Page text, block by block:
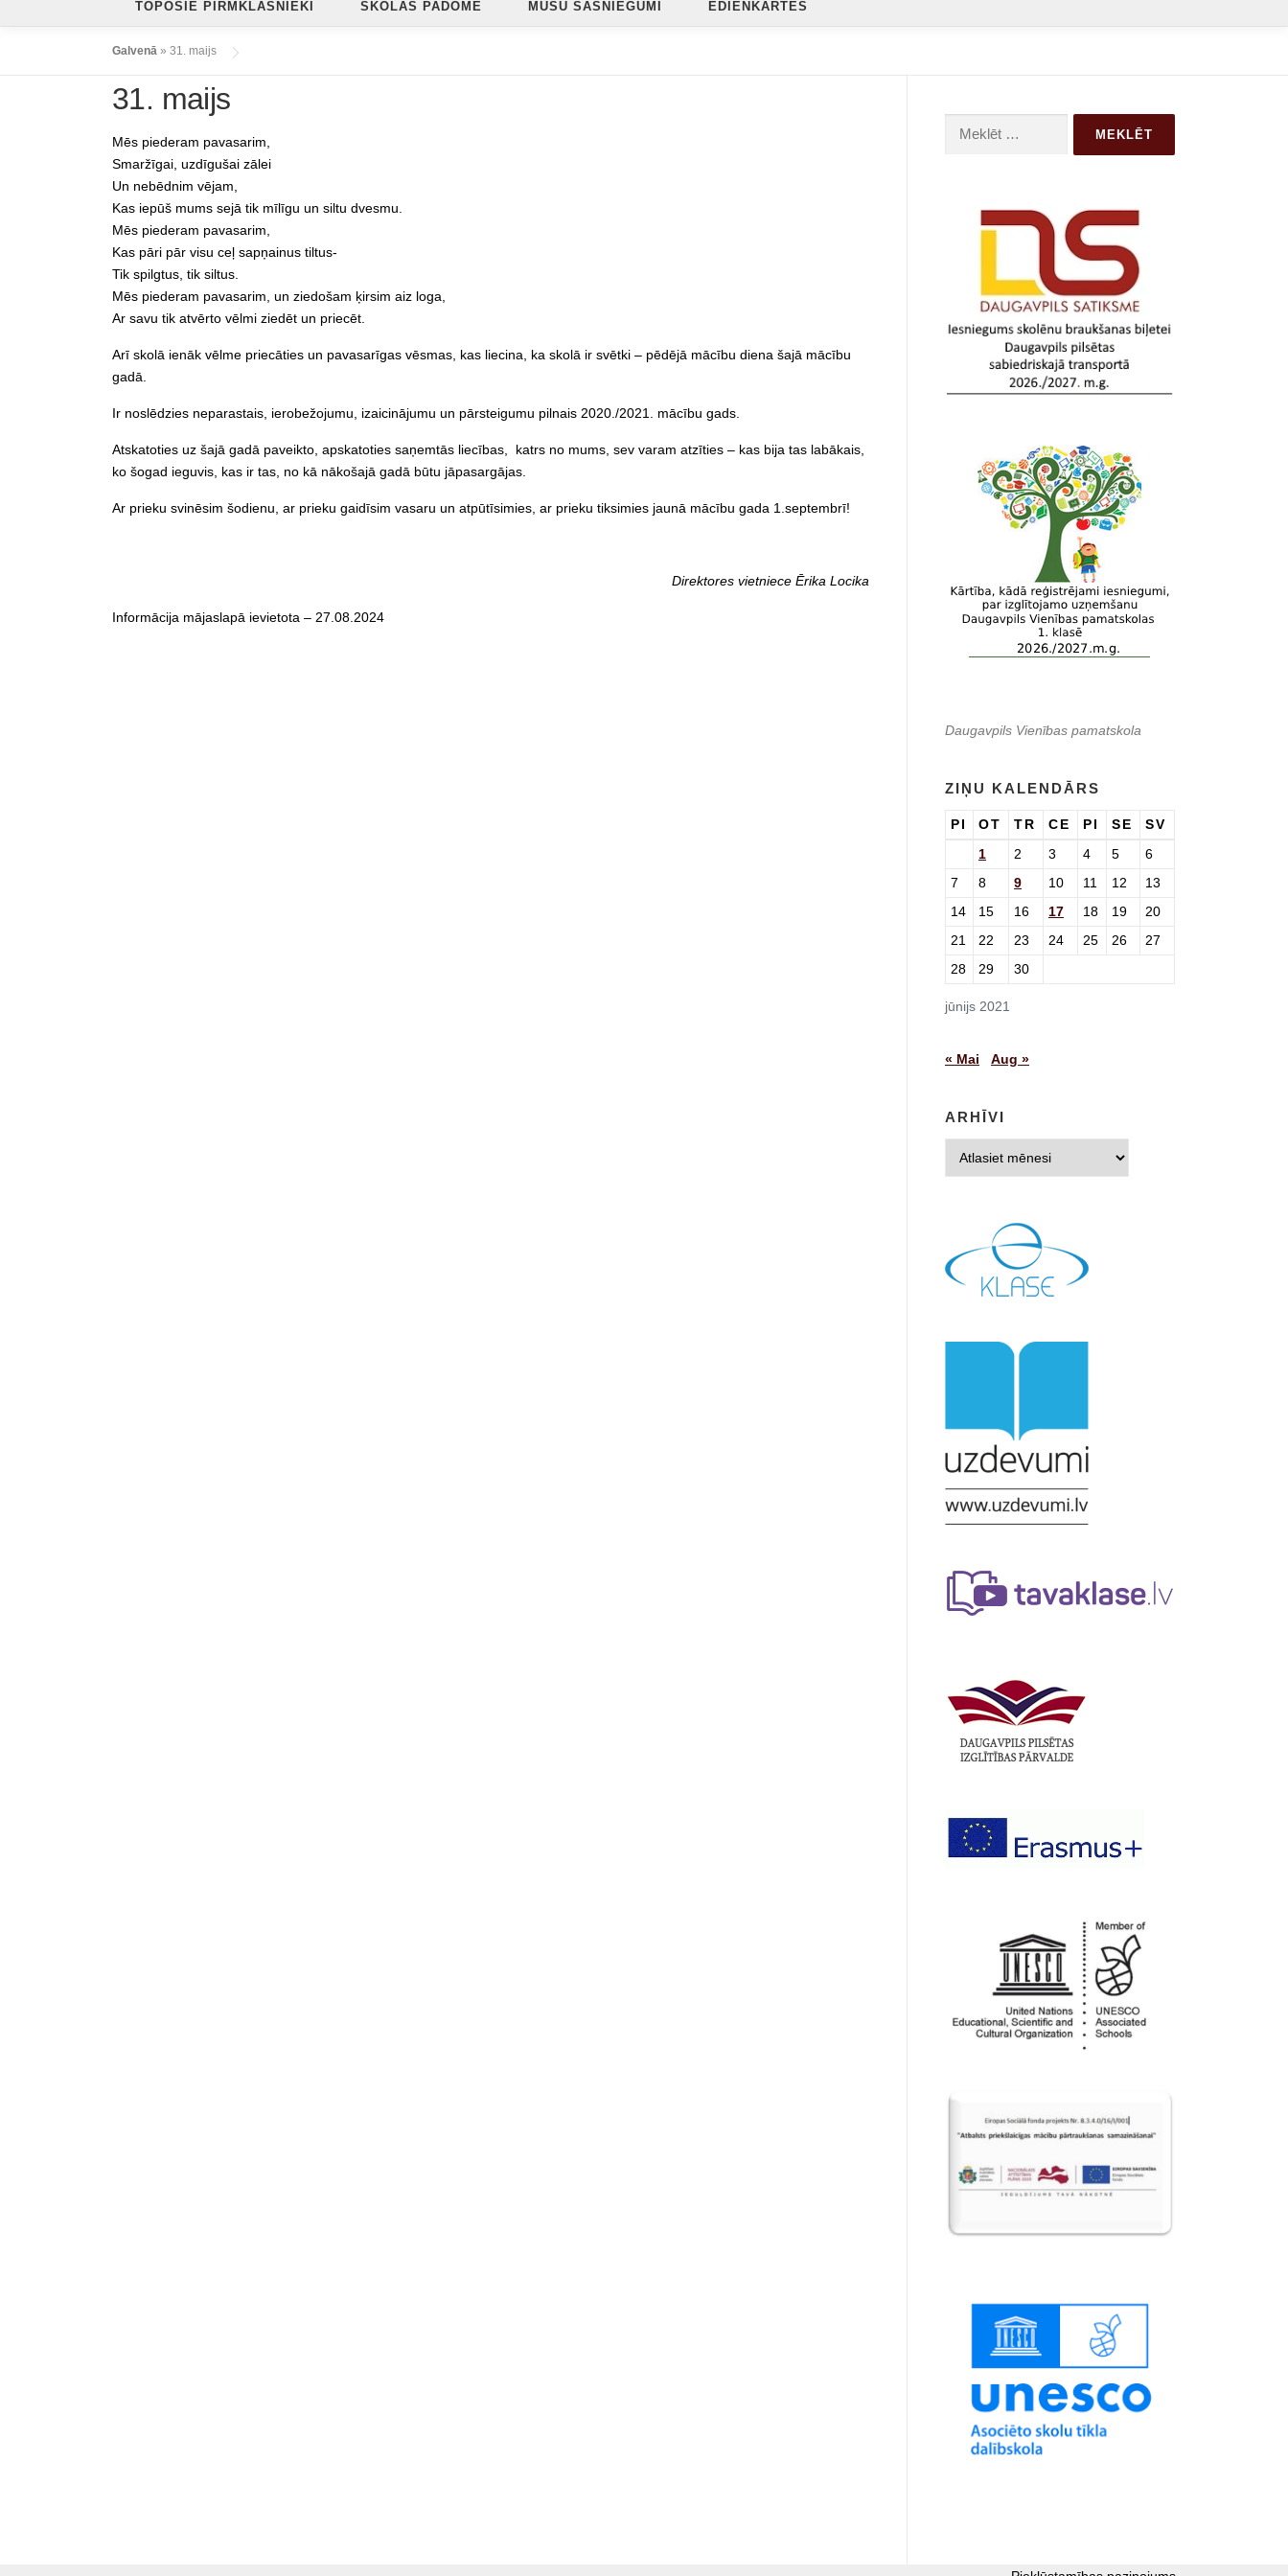
TOPOŠIE PIRMKLASNIEKI SKOLAS PADOME MŪSU SASNIEGUMI ĒDIENKARTES
Galvenā » 31. maijs
31. maijs
Mēs piederam pavasarim,
Smaržīgai, uzdīgušai zālei
Un nebēdnim vējam,
Kas iepūš mums sejā tik mīlīgu un siltu dvesmu.
Mēs piederam pavasarim,
Kas pāri pār visu ceļ sapņainus tiltus-
Tik spilgtus, tik siltus.
Mēs piederam pavasarim, un ziedošam ķirsim aiz loga,
Ar savu tik atvērto vēlmi ziedēt un priecēt.
Arī skolā ienāk vēlme priecāties un pavasarīgas vēsmas, kas liecina, ka skolā ir svētki – pēdējā mācību diena šajā mācību
gadā.
Ir noslēdzies neparastais, ierobežojumu, izaicinājumu un pārsteigumu pilnais 2020./2021. mācību gads.
Atskatoties uz šajā gadā paveikto, apskatoties saņemtās liecības, katrs no mums, sev varam atzīties – kas bija tas labākais,
ko šogad ieguvis, kas ir tas, no kā nākošajā gadā būtu jāpasargājas.
Ar prieku svinēsim šodienu, ar prieku gaidīsim vasaru un atpūtīsimies, ar prieku tiksimies jaunā mācību gada 1.septembrī!
Direktores vietniece Ērika Locika
Informācija mājaslapā ievietota – 27.08.2024
Daugavpils Vienības pamatskola
ZIŅU KALENDĀRS
jūnijs 2021
PI OT TR CE PI SE
SV
1
2 3 4 5
6
7
8 9 10 11 12
13
14
15 16 17 18 19
20
21
22 23 24 25 26
27
28
29 30
« Mai Aug »
ARHĪVI